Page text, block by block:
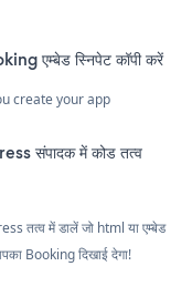
एम्बेड स्निपेट कॉपी करें
create your app
संपादक में कोड तत्व
तत्व में डालें जो html या एम्बेड
Booking दिखाई देगा!